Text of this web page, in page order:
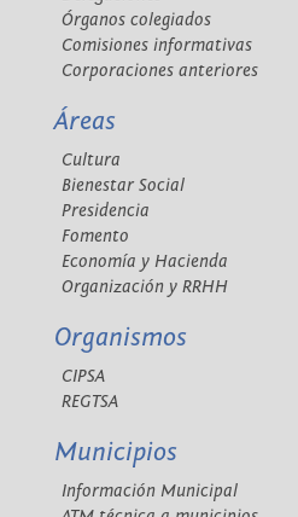
Órganos colegiados
Comisiones informativas
Corporaciones anteriores
Áreas
Cultura
Bienestar Social
Presidencia
Fomento
Economía y Hacienda
Organización y RRHH
Organismos
CIPSA
REGTSA
Municipios
Información Municipal